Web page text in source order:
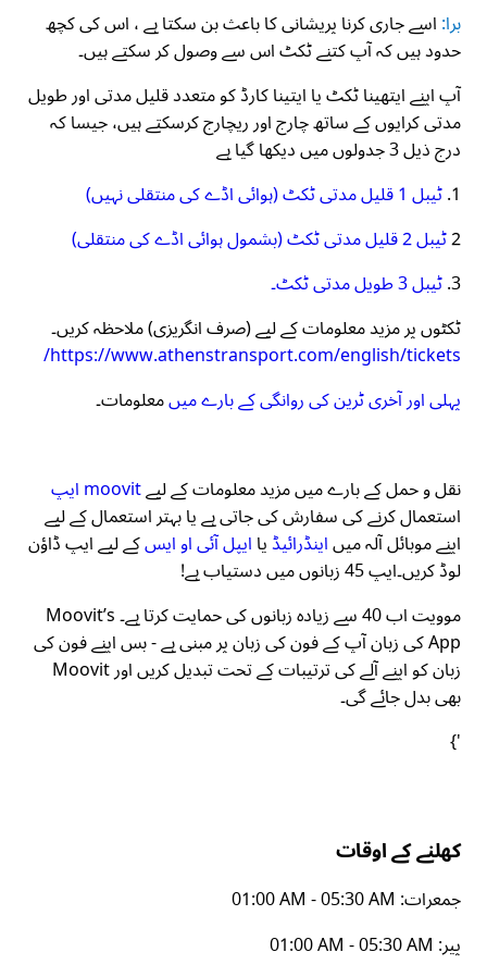
برا:اسے جاری کرنا پریشانی کا باعث بن سکتا ہے ، اس کی کچھ
حدود ہیں کہ آپ کتنے ٹکٹ اس سے وصول کر سکتے ہیں۔
آپ اپنے ایتھینا ٹکٹ یا ایتینا کارڈ کو متعدد قلیل مدتی اور طویل
مدتی کرایوں کے ساتھ چارج اور ریچارج کرسکتے ہیں، جیسا کہ
درج ذیل 3 جدولوں میں دیکھا گیا ہے
1. ٹیبل 1 قلیل مدتی ٹکٹ (ہوائی اڈے کی منتقلی نہیں)
2ٹیبل 2 قلیل مدتی ٹکٹ (بشمول ہوائی اڈے کی منتقلی)
3. ٹیبل 3 طویل مدتی ٹکٹ۔
ٹکٹوں پر مزید معلومات کے لیے (صرف انگریزی) ملاحظہ کریں۔
https://www.athenstransport.com/english/tickets/
پہلی اور آخری ٹرین کی روانگی کے بارے میںمعلومات۔
نقل و حمل کے بارے میں مزید معلومات کے لیے
استعمال کرنے کی سفارش کی جاتی ہے یا بہتر استعمال کے لیے
اپنے موبائل آلہ میںاینڈرائیڈیاایپل آئی او ایسکے لیے ایپ ڈاؤن
لوڈ کریں۔ایپ 45 زبانوں میں دستیاب ہے!
موویت اب 40 سے زیادہ زبانوں کی حمایت کرتا ہے۔ Moovit’s
App کی زبان آپ کے فون کی زبان پر مبنی ہے - بس اپنے فون کی
زبان کو اپنے آلے کی ترتیبات کے تحت تبدیل کریں اور Moovit
بھی بدل جائے گی۔
'}
کھلنے کے اوقات
جمعرات:
01:00 AM - 05:30 AM
پیر:
01:00 AM - 05:30 AM